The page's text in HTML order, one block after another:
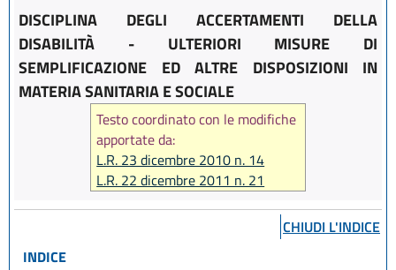
DISCIPLINA DEGLI ACCERTAMENTI DELLA
DISABILITÀ - ULTERIORI MISURE DI
SEMPLIFICAZIONE ED ALTRE DISPOSIZIONI IN
MATERIA SANITARIA E SOCIALE
Testo coordinato con le modifiche
apportate da:
L.R. 23 dicembre 2010 n. 14
L.R. 22 dicembre 2011 n. 21
CHIUDI L'INDICE
INDICE